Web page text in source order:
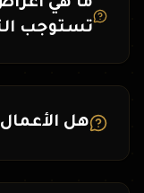
ما هي
تستوجب
هل الأعمال